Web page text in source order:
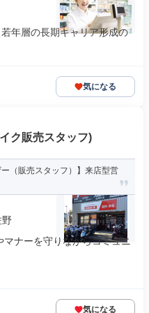
年層の長期キャリア形成の
気になる
ク販売スタッフ)
（販売スタッフ）】来店型営
ナーを守りながらコミュニ
気になる